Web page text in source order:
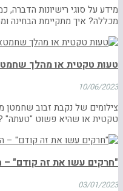
מידע על סוגי רישיונות הדברה,
מכללה? איך מתקיימת הבחינה
טעות טקטית או מהלך
10/06/2023
צילומים של נקבת זבוב שחמטן
טקטית או שהיא פשוט "טעתה"
"חרקים עשו את זה קודם"
03/01/2023